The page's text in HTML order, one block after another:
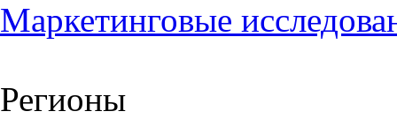
Маркетинговые
Регионы